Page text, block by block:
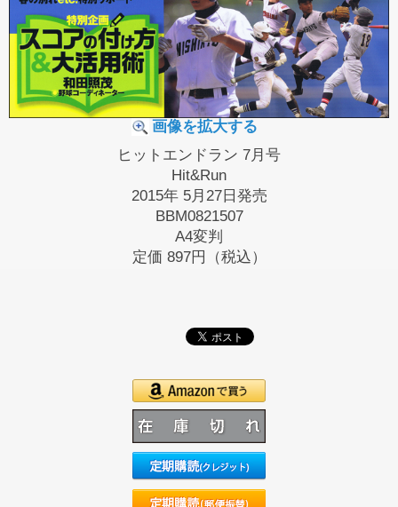
画像を拡大する
ヒットエンドラン 7月号
Hit&Run
2015年 5月27日発売
BBM0821507
A4変判
定価 897円（税込）